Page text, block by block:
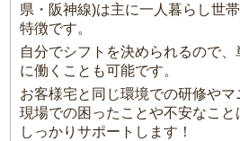
県・阪神線)は主に一人暮らし世
特徴です。
自分でシフトを決められるので
に働くことも可能です。
お客様宅と同じ環境での研修や
現場での困ったことや不安なこ
しっかりサポートします！